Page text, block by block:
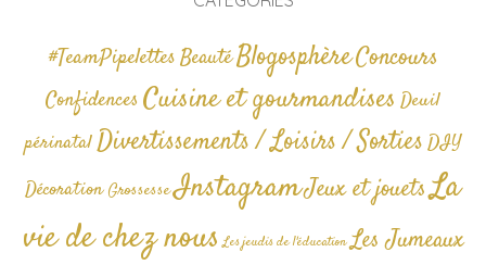
#TeamPipelettesBeautéBlogosphèreConcours
Confidences Cuisine et gourmandises Deuil
périnatalDivertissements / Loisirs / SortiesDIY
Décoration GrossesseInstagramJeux et jouetsLa
vie de chez nous Les jeudis de l'éducation Les Jumeaux